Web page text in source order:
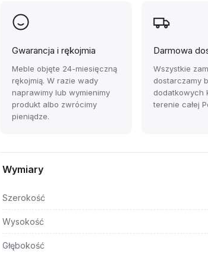
Gwarancja i rękojmia
Meble objęte 24-miesięczną
rękojmią. W razie wady
naprawimy lub wymienimy
produkt albo zwrócimy
pieniądze.
Darmowa
Wszystkie
dostarczamy
dodatkowych
terenie całej
Wymiary
Szerokość
Wysokość
Głębokość